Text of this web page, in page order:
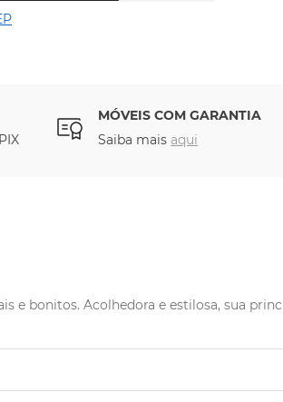
MÓVEIS COM GARANTIA
Saiba mais aqui
e bonitos. Acolhedora e estilosa, sua